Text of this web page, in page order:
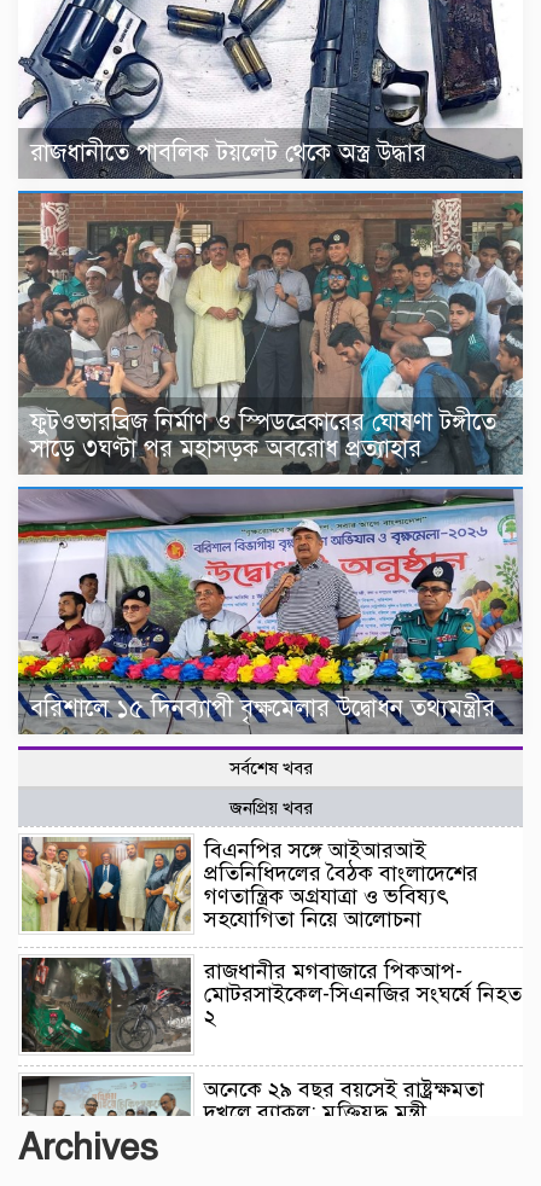
রাজধানীতে পাবলিক টয়লেট থেকে অস্ত্র উদ্ধার
ফুটওভারব্রিজ নির্মাণ ও স্পিডব্রেকারের ঘোষণা টঙ্গীতে
সাড়ে ৩ঘণ্টা পর মহাসড়ক অবরোধ প্রত্যাহার
বরিশালে ১৫ দিনব্যাপী বৃক্ষমেলার উদ্বোধন তথ্যমন্ত্রীর
সর্বশেষ খবর
জনপ্রিয় খবর
বিএনপির সঙ্গে আইআরআই
প্রতিনিধিদলের বৈঠক বাংলাদেশের
গণতান্ত্রিক অগ্রযাত্রা ও ভবিষ্যৎ
সহযোগিতা নিয়ে আলোচনা
রাজধানীর মগবাজারে পিকআপ-
মোটরসাইকেল-সিএনজির সংঘর্ষে নিহত
২
অনেকে ২৯ বছর বয়সেই রাষ্ট্রক্ষমতা
দখলে ব্যাকুল: মুক্তিযুদ্ধ মন্ত্রী
Archives